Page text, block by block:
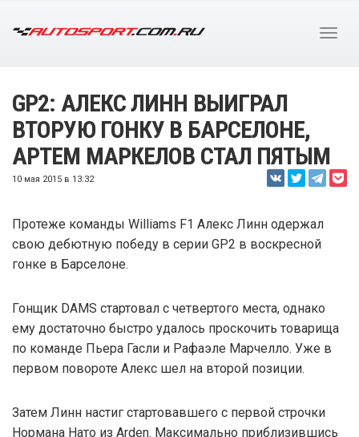
GP2: АЛЕКС ЛИНН ВЫИГРАЛ
ВТОРУЮ ГОНКУ В БАРСЕЛОНЕ,
АРТЕМ МАРКЕЛОВ СТАЛ ПЯТЫМ
10 мая 2015 в 13:32
Протеже команды Williams F1 Алекс Линн одержал
свою дебютную победу в серии GP2 в воскресной
гонке в Барселоне.
Гонщик DAMS стартовал с четвертого места, однако
ему достаточно быстро удалось проскочить товарища
по команде Пьера Гасли и Рафаэле Марчелло. Уже в
первом повороте Алекс шел на второй позиции.
Затем Линн настиг стартовавшего с первой строчки
Нормана Нато из Arden. Максимально приблизившись